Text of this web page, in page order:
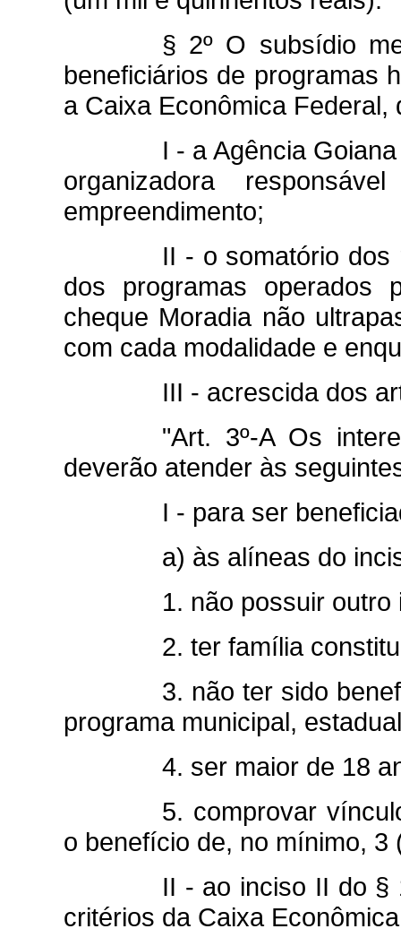
§ 2º O subsídio
beneficiários de programas
a Caixa Econômica Federal,
I - a Agência
organizadora
empreendimento;
II - o somatório dos
dos programas operados
cheque Moradia não
com cada modalidade e
III - acrescida dos
"Art. 3º-A Os
deverão atender às
I - para ser
a) às alíneas do
1. não possuir outro
2. ter família
3. não ter sido
programa municipal,
4. ser maior de 18
5. comprovar
o benefício de, no mínimo, 3
II - ao inciso II do §
critérios da Caixa